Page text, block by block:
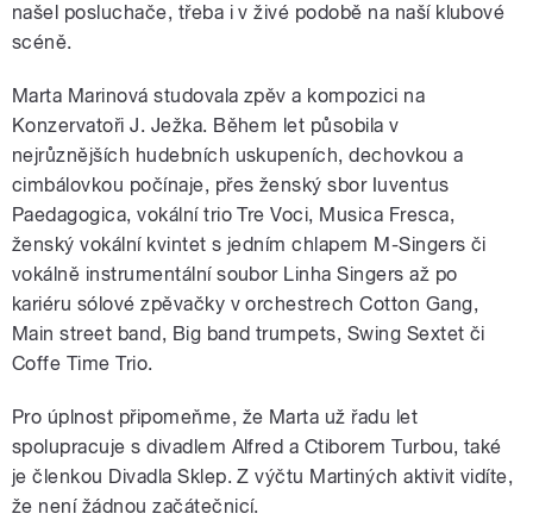
našel posluchače, třeba i v živé podobě na naší klubové
scéně.
Marta Marinová studovala zpěv a kompozici na
Konzervatoři J. Ježka. Během let působila v
nejrůznějších hudebních uskupeních, dechovkou a
cimbálovkou počínaje, přes ženský sbor Iuventus
Paedagogica, vokální trio Tre Voci, Musica Fresca,
ženský vokální kvintet s jedním chlapem M-Singers či
vokálně instrumentální soubor Linha Singers až po
kariéru sólové zpěvačky v orchestrech Cotton Gang,
Main street band, Big band trumpets, Swing Sextet či
Coffe Time Trio.
Pro úplnost připomeňme, že Marta už řadu let
spolupracuje s divadlem Alfred a Ctiborem Turbou, také
je členkou Divadla Sklep. Z výčtu Martiných aktivit vidíte,
že není žádnou začátečnicí.